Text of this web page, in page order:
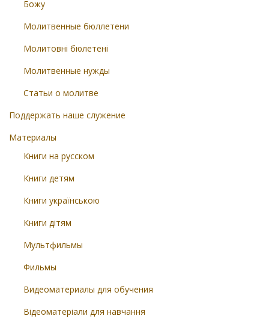
Божу
Молитвенные бюллетени
Молитовні бюлетені
Молитвенные нужды
Статьи о молитве
Поддержать наше служение
Материалы
Книги на русском
Книги детям
Книги українською
Книги дітям
Мультфильмы
Фильмы
Видеоматериалы для обучения
Відеоматеріали для навчання